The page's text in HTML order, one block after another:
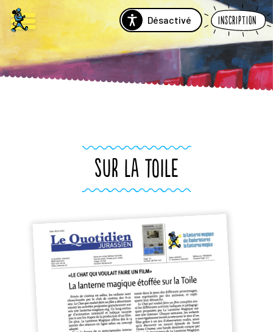
Désactivé Inscription
SUR LA TOILE